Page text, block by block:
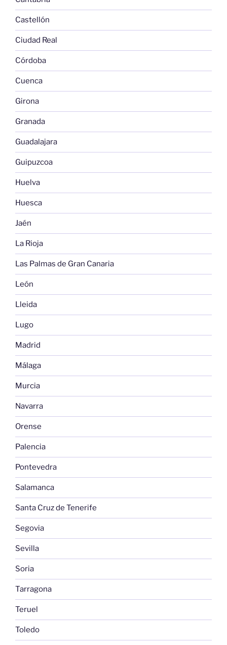
Castellón
Ciudad Real
Córdoba
Cuenca
Girona
Granada
Guadalajara
Guipuzcoa
Huelva
Huesca
Jaén
La Rioja
Las Palmas de Gran Canaria
León
Lleida
Lugo
Madrid
Málaga
Murcia
Navarra
Orense
Palencia
Pontevedra
Salamanca
Santa Cruz de Tenerife
Segovia
Sevilla
Soria
Tarragona
Teruel
Toledo